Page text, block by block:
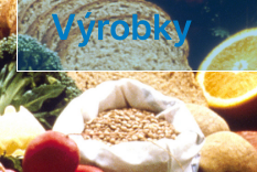
Výrobky